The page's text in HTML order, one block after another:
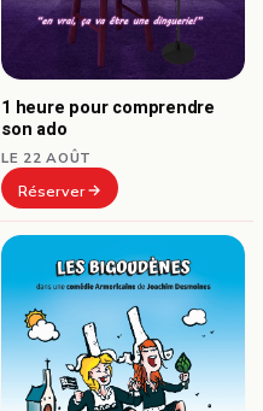
1 heure pour comprendre
son ado
LE 22 AOÛT
Réserver